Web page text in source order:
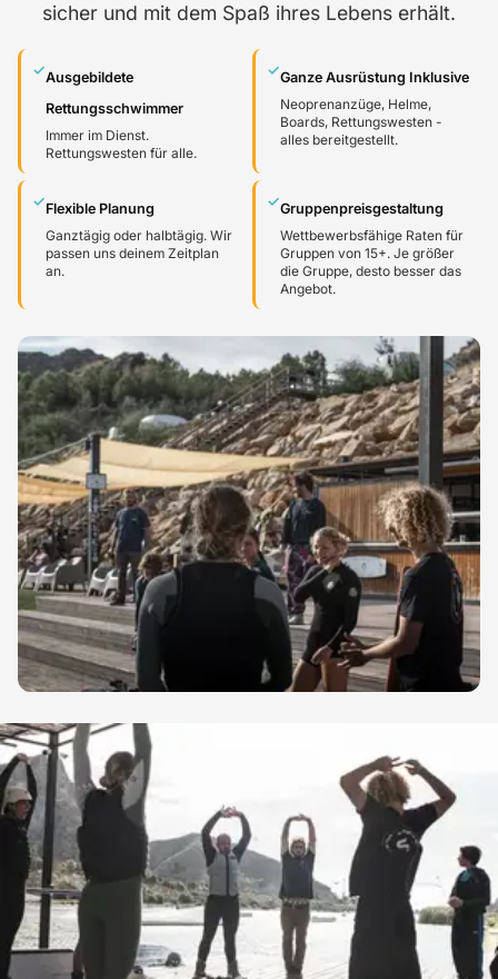
sicher und mit dem Spaß ihres Lebens erhält.
✓Ausgebildete
Rettungsschwimmer
Immer im Dienst.
Rettungswesten für alle.
✓Ganze Ausrüstung Inklusive
Neoprenanzüge, Helme,
Boards, Rettungswesten -
alles bereitgestellt.
✓Flexible Planung
Ganztägig oder halbtägig. Wir
passen uns deinem Zeitplan
an.
✓Gruppenpreisgestaltung
Wettbewerbsfähige Raten für
Gruppen von 15+. Je größer
die Gruppe, desto besser das
Angebot.